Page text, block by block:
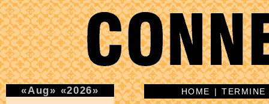
«Aug» «2026» HOME |TERMINE